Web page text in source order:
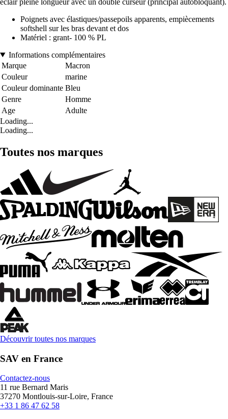
éclair pleine longueur avec un double curseur (principal autobloquant).
Poignets avec élastiques/passepoils apparents, empiècements
softshell sur les bras devant et dos
Matériel : grant- 100 % PL
Informations complémentaires
Marque
Macron
Couleur
marine
Couleur dominante Bleu
Genre
Homme
Age
Adulte
Loading...
Loading...
Toutes nos marques
Découvrir toutes nos marques
SAV en France
Contactez-nous
11 rue Bernard Maris
37270 Montlouis-sur-Loire, France
+33 1 86 47 62 58